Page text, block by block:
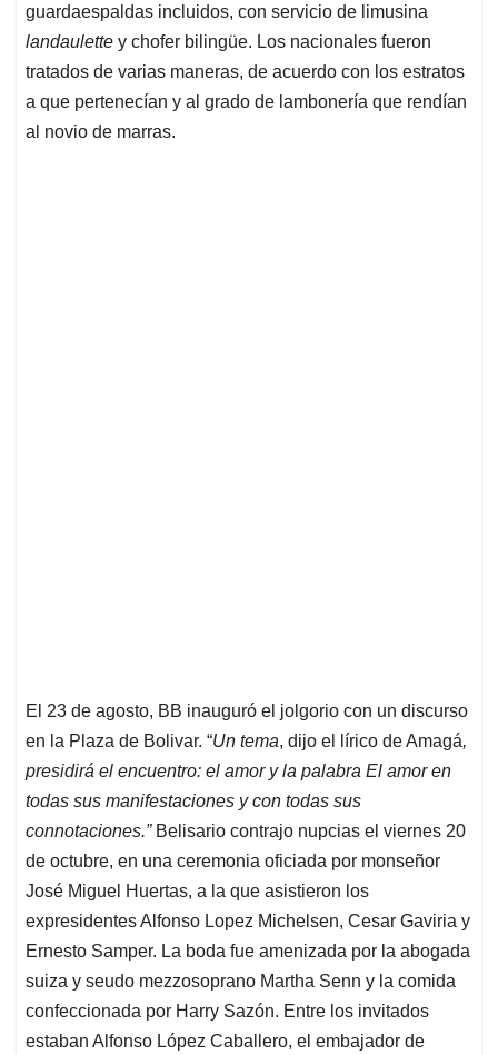
guardaespaldas incluidos, con servicio de limusina
landaulette y chofer bilingüe. Los nacionales fueron
tratados de varias maneras, de acuerdo con los estratos
a que pertenecían y al grado de lambonería que rendían
al novio de marras.
El 23 de agosto, BB inauguró el jolgorio con un discurso
en la Plaza de Bolivar. “Un tema, dijo el lírico de Amagá,
presidirá el encuentro: el amor y la palabra El amor en
todas sus manifestaciones y con todas sus
connotaciones.”Belisario contrajo nupcias el viernes 20
de octubre, en una ceremonia oficiada por monseñor
José Miguel Huertas, a la que asistieron los
expresidentes Alfonso Lopez Michelsen, Cesar Gaviria y
Ernesto Samper. La boda fue amenizada por la abogada
suiza y seudo mezzosoprano Martha Senn y la comida
confeccionada por Harry Sazón. Entre los invitados
estaban Alfonso López Caballero, el embajador de